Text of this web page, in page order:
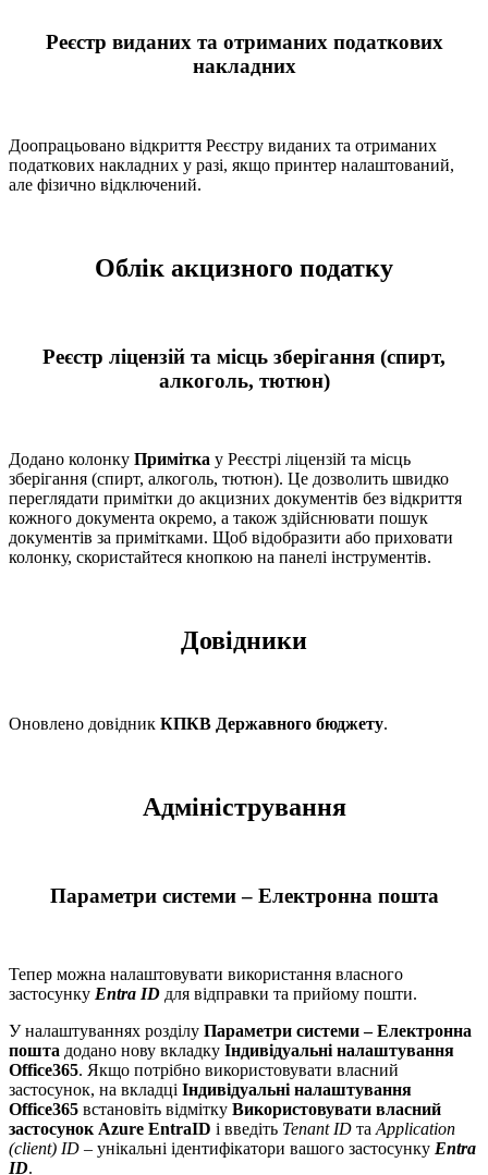
Реєстр виданих та отриманих податкових
накладних
Доопрацьовано відкриття Реєстру виданих та отриманих
податкових накладних у разі, якщо принтер налаштований,
але фізично відключений.
Облік акцизного податку
Реєстр ліцензій та місць зберігання (спирт,
алкоголь, тютюн)
Додано колонку Примітка у Реєстрі ліцензій та місць
зберігання (спирт, алкоголь, тютюн). Це дозволить швидко
переглядати примітки до акцизних документів без відкриття
кожного документа окремо, а також здійснювати пошук
документів за примітками. Щоб відобразити або приховати
колонку, скористайтеся кнопкою на панелі інструментів.
Довідники
Оновлено довідник КПКВ Державного бюджету.
Адміністрування
Параметри системи – Електронна пошта
Тепер можна налаштовувати використання власного
застосунку Entra ID для відправки та прийому пошти.
У налаштуваннях розділу Параметри системи – Електронна
пошта додано нову вкладку Індивідуальні налаштування
Office365. Якщо потрібно використовувати власний
застосунок, на вкладці Індивідуальні налаштування
Office365 встановіть відмітку Використовувати власний
застосунок Azure EntraID і введіть Tenant ID таApplication
(client) ID – унікальні ідентифікатори вашого застосунку Entra
ID.